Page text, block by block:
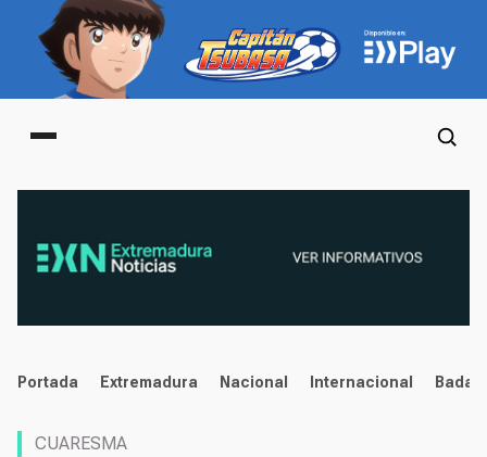
Main menu
noticias
Portada Extremadura Nacional Internacional
CUARESMA